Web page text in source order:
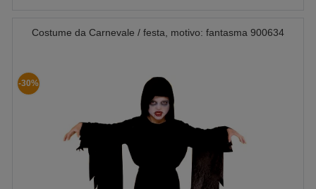
Costume da Carnevale / festa, motivo: fantasma 900634
-30%